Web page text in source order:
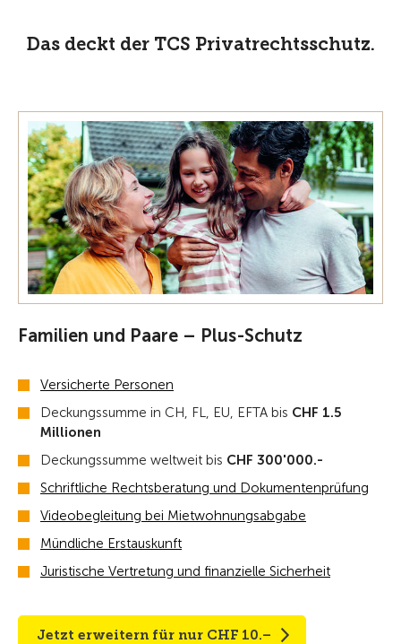
Das deckt der TCS Privatrechtsschutz.
Familien und Paare – Plus-Schutz
Versicherte Personen
Deckungssumme in CH, FL, EU, EFTA bis CHF 1.5
Millionen
Deckungssumme weltweit bis CHF 300'000.-
Schriftliche Rechtsberatung und Dokumentenprüfung
Videobegleitung bei Mietwohnungsabgabe
Mündliche Erstauskunft
Juristische Vertretung und finanzielle Sicherheit
Jetzt erweitern für nur CHF 10.–